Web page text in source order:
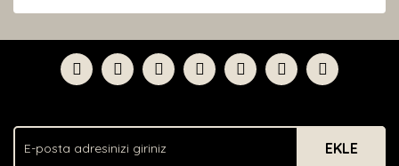
Yorum Yaz
formunu kullanarak tarafımıza iletebilirsiniz.
Görüş ve önerileriniz için teşekkür ederiz.
Ürün açıklamasında eksik bilgiler bulunuyor.
Ürün bilgilerinde hatalar bulunuyor.
EKLE